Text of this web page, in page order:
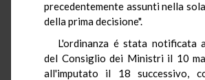
precedentemente assunti nella
della prima decisione".
L'ordinanza é stata notificata
del Consiglio dei Ministri il 10
all'imputato il 18 successivo,